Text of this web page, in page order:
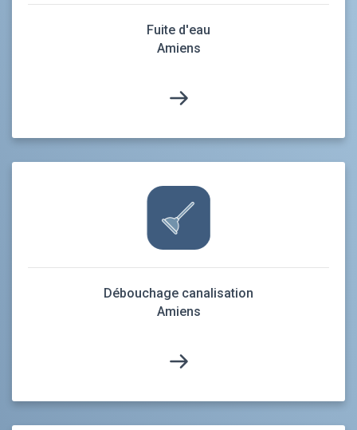
Fuite d'eau
Amiens
Débouchage canalisation
Amiens